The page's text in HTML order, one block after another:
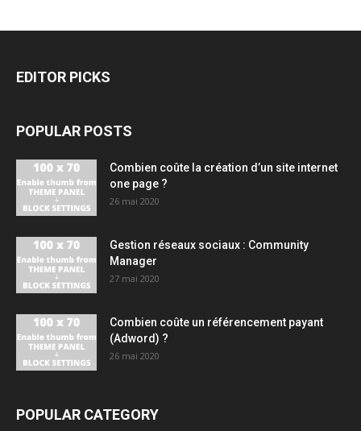
EDITOR PICKS
POPULAR POSTS
Combien coûte la création d’un site internet
one page ?
26 mai 2020
Gestion réseaux sociaux : Community
Manager
27 mai 2020
Combien coûte un référencement payant
(Adword) ?
26 mai 2020
POPULAR CATEGORY